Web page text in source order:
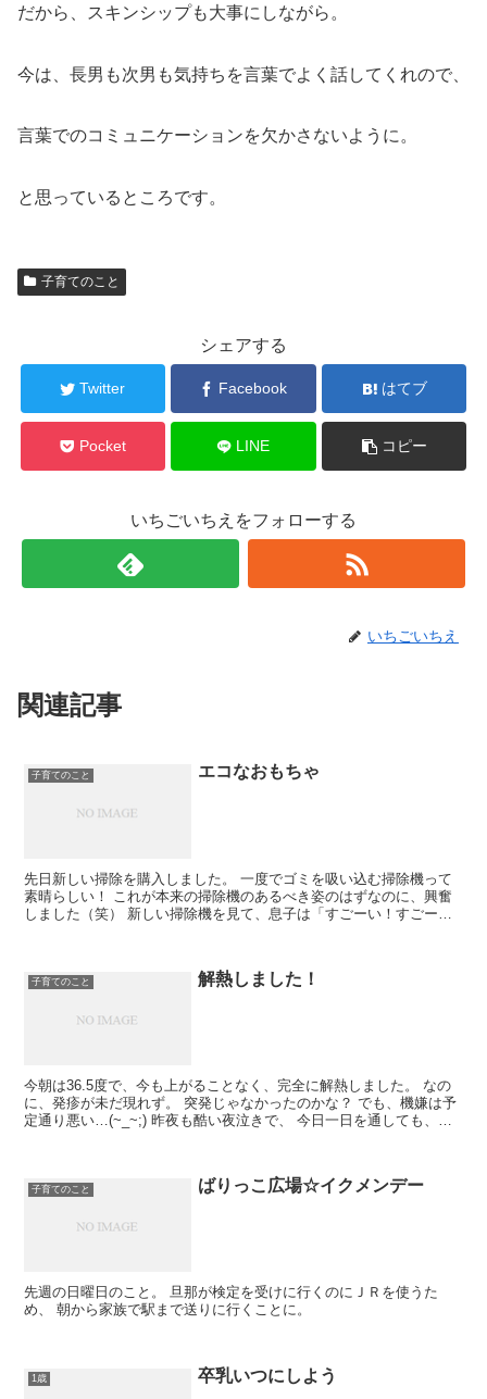
だから、スキンシップも大事にしながら。
今は、長男も次男も気持ちを言葉でよく話してくれので、
言葉でのコミュニケーションを欠かさないように。
と思っているところです。
子育てのこと
シェアする
Twitter Facebook はてブ
Pocket LINE コピー
いちごいちえをフォローする
いちごいちえ
関連記事
子育てのこと エコなおもちゃ
先日新しい掃除を購入しました。 一度でゴミを吸い込む掃除機って
素晴らしい！ これが本来の掃除機のあるべき姿のはずなのに、興奮
しました（笑） 新しい掃除機を見て、息子は「すごーい！すごー
子育てのこと 解熱しました！
今朝は36.5度で、今も上がることなく、完全に解熱しました。 なの
に、発疹が未だ現れず。 突発じゃなかったのかな？ でも、機嫌は予
定通り悪い…(~_~;) 昨夜も酷い夜泣きで、 今日一日を通しても、機
子育てのこと ばりっこ広場☆イクメンデー
先週の日曜日のこと。 旦那が検定を受けに行くのにＪＲを使うた
め、 朝から家族で駅まで送りに行くことに。
1歳 卒乳いつにしよう